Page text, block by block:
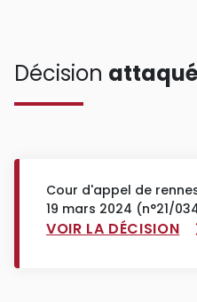
Décision
Cour d'appel de
19 mars 2024 (n°21/
VOIR LA DÉCISION